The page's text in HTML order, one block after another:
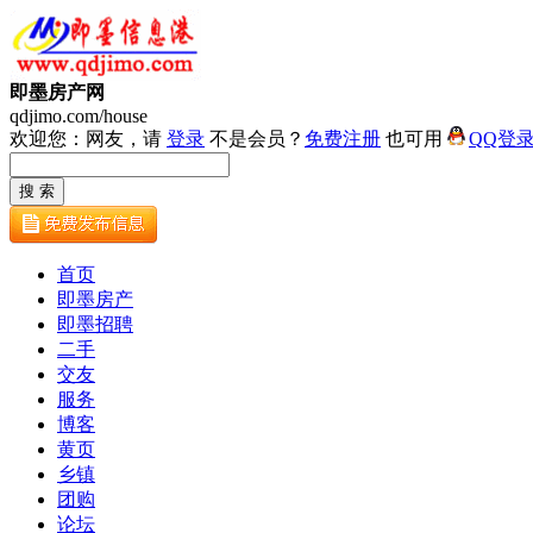
即墨房产网
qdjimo.com/house
欢迎您：网友，请 登录 不是会员？ 免费注册 也可用 QQ登
首页
即墨房产
即墨招聘
二手
交友
服务
博客
黄页
乡镇
团购
论坛